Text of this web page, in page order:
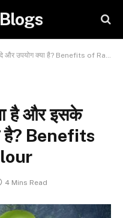
क्या है? Benefits of Raw banana flour
है और इसके
है? Benefits
4 Mins Read